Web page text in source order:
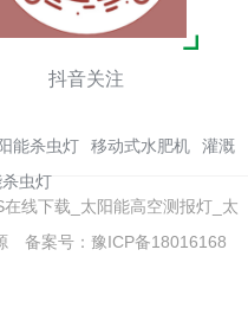
抖音关注
能杀虫灯 移动式水肥机
灌溉
虫灯
线下载_太阳能高空测报灯_太
备案号：豫ICP备18016168